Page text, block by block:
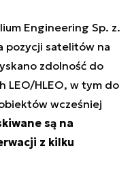
Engineering Sp. z.
pozycji satelitów na
zdolność do
LEO/HLEO, w tym do
wcześniej
są na
z kilku